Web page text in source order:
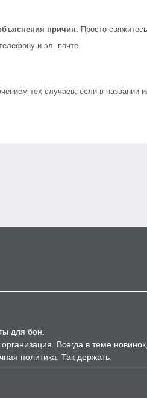
причин. Просто
и эл. почте.
тех случаев, если в названии
для бон.
Всегда в теме
политика. Так держать.